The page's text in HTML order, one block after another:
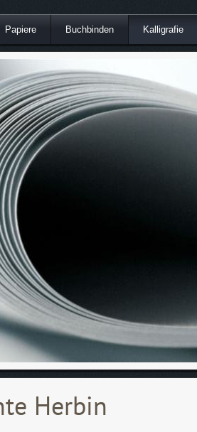
Papiere Buchbinden Kalligrafie
Herbin